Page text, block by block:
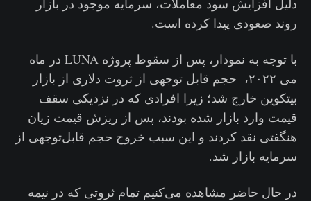
دلیل افزایش سود معاملات، سرمایه موجود در بازار
روند صعودی پیدا کرده است.
با توجه به نمودار، پس از سقوط پروژه LUNA در ماه
می ۲۰۲۲، حجم قابل توجهی از ثروت دلاری از بازار
بیتکوین خارج شد؛ زیرا افرادی که در نزدیکی سقف
قیمت وارد بازار شده‌ بودند، پس از ریزش قیمت زیان
هنگفتی نقد کردند و این سبب خروج حجم قابل‌توجهی از
سرمایه بازار شد.
در حال حاضر مشاهده می‌کنیم تمام ثروتی که در نیمه